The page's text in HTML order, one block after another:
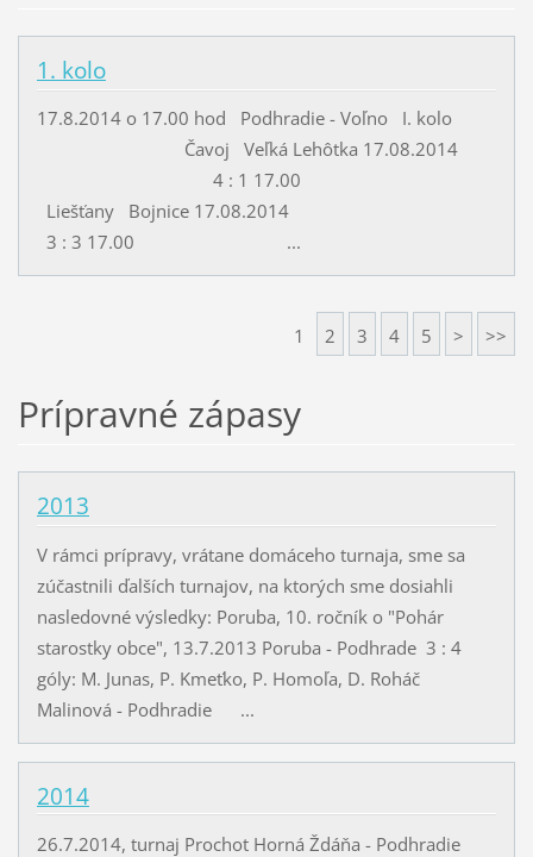
1. kolo
17.8.2014 o 17.00 hod Podhradie - Voľno I. kolo
Čavoj Veľká Lehôtka 17.08.2014
4 : 1 17.00
Liešťany Bojnice 17.08.2014
3 : 3 17.00 ...
1 2 3 4 5 > >>
Prípravné zápasy
2013
V rámci prípravy, vrátane domáceho turnaja, sme sa
zúčastnili ďalších turnajov, na ktorých sme dosiahli
nasledovné výsledky: Poruba, 10. ročník o "Pohár
starostky obce", 13.7.2013 Poruba - Podhrade 3 : 4
góly: M. Junas, P. Kmeťko, P. Homoľa, D. Roháč
Malinová - Podhradie ...
2014
26.7.2014, turnaj Prochot Horná Ždáňa - Podhradie